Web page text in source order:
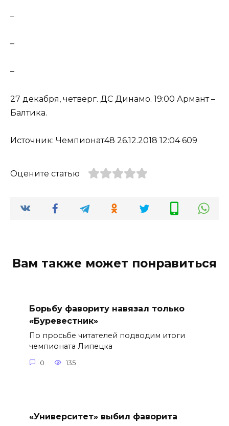
–
–
–
27 декабря, четверг. ДС Динамо. 19:00 Армант –
Балтика.
Источник: Чемпионат48 26.12.2018 12:04 609
Оцените статью
Вам также может понравиться
Борьбу фавориту навязал только
«Буревестник»
По просьбе читателей подводим итоги
чемпионата Липецка
0 135
«Университет» выбил фаворита